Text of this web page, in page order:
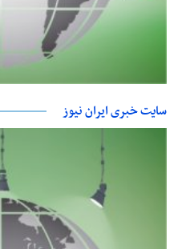
سایت خبری ایران نیوز